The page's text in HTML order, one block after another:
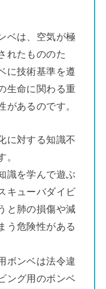
ベは、空気が極
れたもののた
に技術基準を遵
生命に関わる重
があるのです。
に対する知識不
。
識を学んで遊ぶ
キューバダイビ
と肺の損傷や減
う危険性がある
ボンベは法令違
ング用のボンベ